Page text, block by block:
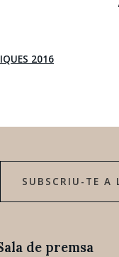
2016
SUBSCRIU-TE A
de premsa